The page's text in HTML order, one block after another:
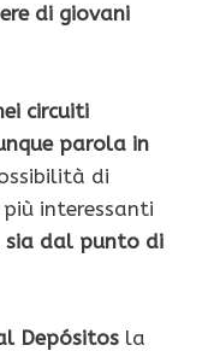
di giovani
circuiti
parola in
di
interessanti
dal punto di
Depósitos la